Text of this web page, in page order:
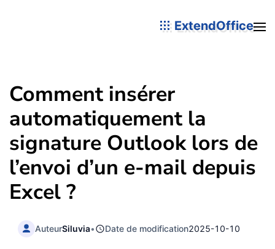
ExtendOffice
Comment insérer
automatiquement la
signature Outlook lors de
l’envoi d’un e-mail depuis
Excel ?
AuteurSiluvia• Date de modification2025-10-10